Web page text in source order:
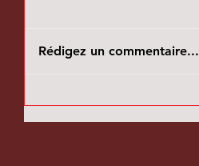
Rédigez un commentaire...